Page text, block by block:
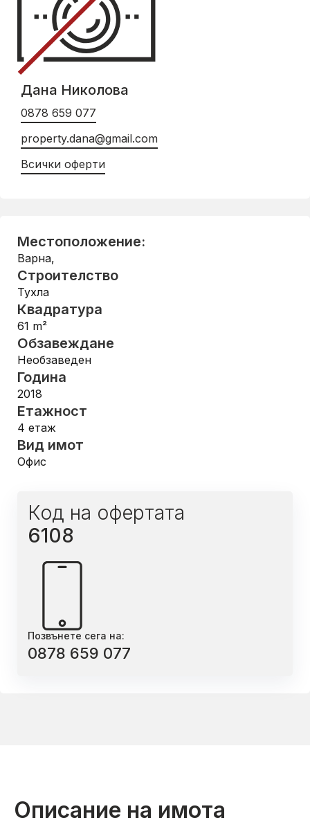
Дана Николова
0878 659 077
property.dana@gmail.com
Всички оферти
Местоположение:
Варна,
Строителство
Тухла
Квадратура
61 m²
Обзавеждане
Необзаведен
Година
2018
Етажност
4 етаж
Вид имот
Офис
Код на офертата
6108
Позвънете сега на:
0878 659 077
Описание на имота